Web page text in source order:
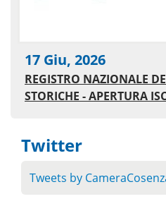
17 Giu, 2026
REGISTRO NAZIONALE
STORICHE - APERTURA
Twitter
Tweets by